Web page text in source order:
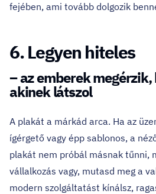
fejében, ami tovább dolgozik
6. Legyen hiteles
– az emberek megérzik,
akinek látszol
A plakát a márkád arca. Ha az
ígérgető vagy épp sablonos, a
plakát nem próbál másnak tűnni,
vállalkozás vagy, mutasd meg a
modern szolgáltatást kínálsz,